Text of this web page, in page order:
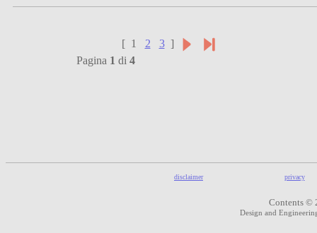
[ 1 2 3]
Pagina 1 di 4
disclaimer privacy
Contents ©
Design and